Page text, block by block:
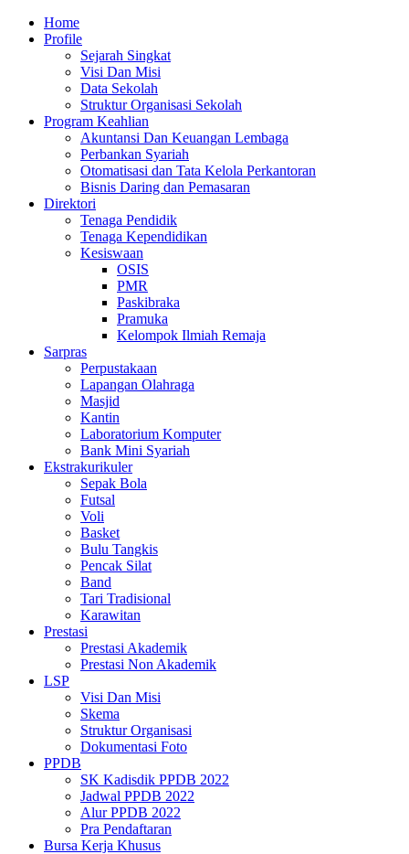
Skip
Primary
Menu
Home
Profile
Sejarah Singkat
Visi Dan Misi
Data Sekolah
Struktur Organisasi Sekolah
Program Keahlian
Akuntansi Dan Keuangan Lembaga
Perbankan Syariah
Otomatisasi dan Tata Kelola Perkantoran
Bisnis Daring dan Pemasaran
Direktori
Tenaga Pendidik
Tenaga Kependidikan
Kesiswaan
OSIS
PMR
Paskibraka
Pramuka
Kelompok Ilmiah Remaja
Sarpras
Perpustakaan
Lapangan Olahraga
Masjid
Kantin
Laboratorium Komputer
Bank Mini Syariah
Ekstrakurikuler
Sepak Bola
Futsal
Voli
Basket
Bulu Tangkis
Pencak Silat
Band
Tari Tradisional
Karawitan
Prestasi
Prestasi Akademik
Prestasi Non Akademik
LSP
Visi Dan Misi
Skema
Struktur Organisasi
Dokumentasi Foto
PPDB
SK Kadisdik PPDB 2022
Jadwal PPDB 2022
Alur PPDB 2022
Pra Pendaftaran
Bursa Kerja Khusus